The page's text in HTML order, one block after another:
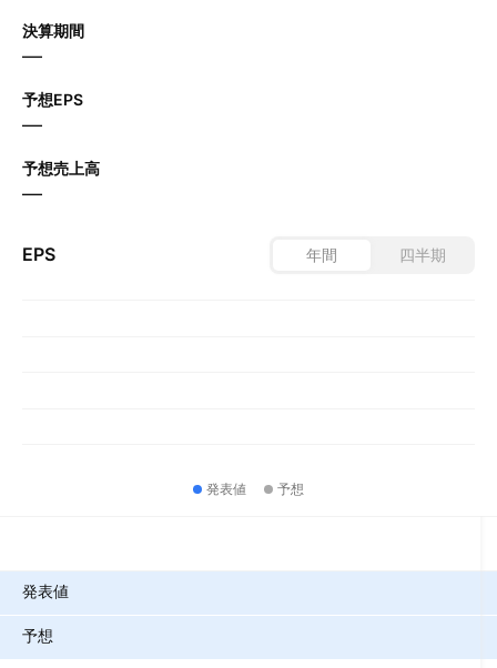
決算期間
—
予想EPS
—
予想売上高
—
EPS 年間 四半期
発表値 予想
発表値
予想